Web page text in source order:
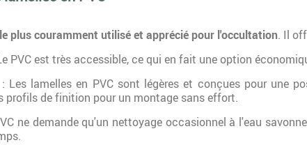
le plus couramment utilisé et apprécié pour l'occultation. Il
PVC est très accessible, ce qui en fait une option
: Les lamelles en PVC sont légères et conçues pour une
profils de finition pour un montage sans effort.
ne demande qu'un nettoyage occasionnel à l'eau